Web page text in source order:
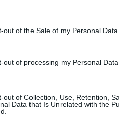
out of the Sale of my Personal Data.
out of processing my Personal
out of Collection, Use, Retention,
Data that Is Unrelated with the